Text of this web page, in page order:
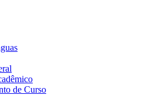
de Curso